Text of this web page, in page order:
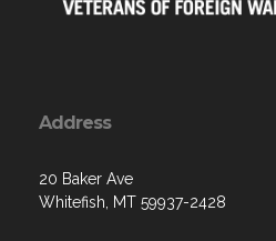
Address
20 Baker Ave
Whitefish, MT 59937-2428